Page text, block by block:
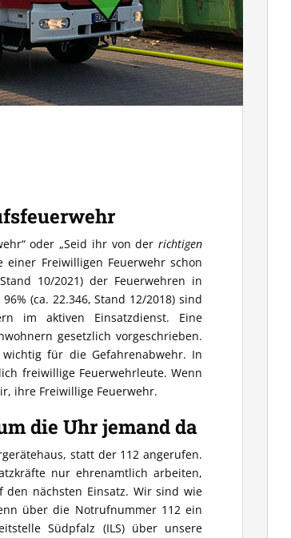
oder „Seid ihr von der richtigen
einer Freiwilligen Feuerwehr schon
10/2021) der Feuerwehren in
(ca. 22.346, Stand 12/2018) sind
im aktiven Einsatzdienst. Eine
gesetzlich vorgeschrieben.
für die Gefahrenabwehr. In
freiwillige Feuerwehrleute. Wenn
ihre Freiwillige Feuerwehr.
die Uhr jemand da
statt der 112 angerufen.
nur ehrenamtlich arbeiten,
nächsten Einsatz. Wir sind wie
über die Notrufnummer 112 ein
Südpfalz (ILS) über unsere